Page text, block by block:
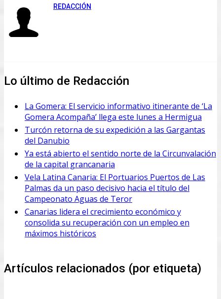
REDACCIÓN
Lo último de Redacción
La Gomera: El servicio informativo itinerante de ‘La
Gomera Acompaña’ llega este lunes a Hermigua
Turcón retorna de su expedición a las Gargantas
del Danubio
Ya está abierto el sentido norte de la Circunvalación
de la capital grancanaria
Vela Latina Canaria: El Portuarios Puertos de Las
Palmas da un paso decisivo hacia el título del
Campeonato Aguas de Teror
Canarias lidera el crecimiento económico y
consolida su recuperación con un empleo en
máximos históricos
Artículos relacionados (por etiqueta)